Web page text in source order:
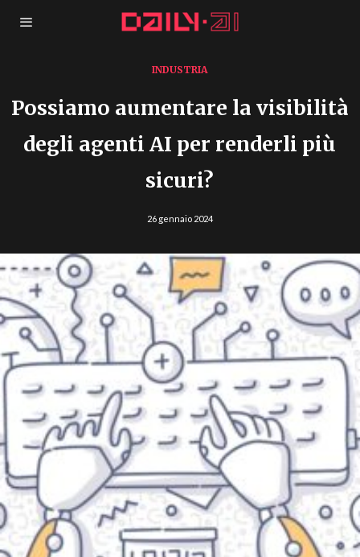
INDUSTRIA
Possiamo aumentare la visibilità
degli agenti AI per renderli più
sicuri?
26 gennaio 2024